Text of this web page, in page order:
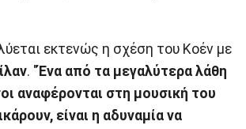
εκτενώς η σχέση του Κοέν με
. " Ένα από τα μεγαλύτερα λάθη
αναφέρονται στη μουσική του
είναι η αδυναμία να